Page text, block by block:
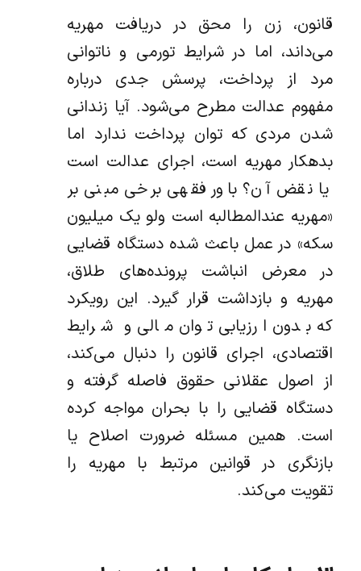
قانون، زن را محق در دریافت مهریه
می‌داند، اما در شرایط تورمی و ناتوانی
مرد از پرداخت، پرسش جدی درباره
مفهوم عدالت مطرح می‌شود. آیا زندانی
شدن مردی که توان پرداخت ندارد اما
بدهکار مهریه است، اجرای عدالت است
یا نقض آن؟ باور فقهی برخی مبنی بر
«مهریه عندالمطالبه است ولو یک میلیون
سکه» در عمل باعث شده دستگاه قضایی
در معرض انباشت پرونده‌های طلاق،
مهریه و بازداشت قرار گیرد. این رویکرد
که بدون ارزیابی توان مالی و شرایط
اقتصادی، اجرای قانون را دنبال می‌کند،
از اصول عقلانی حقوق فاصله گرفته و
دستگاه قضایی را با بحران مواجه کرده
است. همین مسئله ضرورت اصلاح یا
بازنگری در قوانین مرتبط با مهریه را
تقویت می‌کند.